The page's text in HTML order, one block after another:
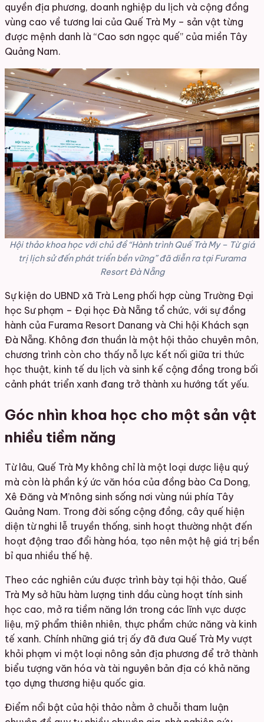
quyền địa phương, doanh nghiệp du lịch và cộng đồng
vùng cao về tương lai của Quế Trà My – sản vật từng
được mệnh danh là “Cao sơn ngọc quế” của miền Tây
Quảng Nam.
Hội thảo khoa học với chủ đề “Hành trình Quế Trà My – Từ giá
trị lịch sử đến phát triển bền vững” đã diễn ra tại Furama
Resort Đà Nẵng
Sự kiện do UBND xã Trà Leng phối hợp cùng Trường Đại
học Sư phạm – Đại học Đà Nẵng tổ chức, với sự đồng
hành của Furama Resort Danang và Chi hội Khách sạn
Đà Nẵng. Không đơn thuần là một hội thảo chuyên môn,
chương trình còn cho thấy nỗ lực kết nối giữa tri thức
học thuật, kinh tế du lịch và sinh kế cộng đồng trong bối
cảnh phát triển xanh đang trở thành xu hướng tất yếu.
Góc nhìn khoa học cho một sản vật
nhiều tiềm năng
Từ lâu, Quế Trà My không chỉ là một loại dược liệu quý
mà còn là phần ký ức văn hóa của đồng bào Ca Dong,
Xê Đăng và M’nông sinh sống nơi vùng núi phía Tây
Quảng Nam. Trong đời sống cộng đồng, cây quế hiện
diện từ nghi lễ truyền thống, sinh hoạt thường nhật đến
hoạt động trao đổi hàng hóa, tạo nên một hệ giá trị bền
bỉ qua nhiều thế hệ.
Theo các nghiên cứu được trình bày tại hội thảo, Quế
Trà My sở hữu hàm lượng tinh dầu cùng hoạt tính sinh
học cao, mở ra tiềm năng lớn trong các lĩnh vực dược
liệu, mỹ phẩm thiên nhiên, thực phẩm chức năng và kinh
tế xanh. Chính những giá trị ấy đã đưa Quế Trà My vượt
khỏi phạm vi một loại nông sản địa phương để trở thành
biểu tượng văn hóa và tài nguyên bản địa có khả năng
tạo dựng thương hiệu quốc gia.
Điểm nổi bật của hội thảo nằm ở chuỗi tham luận